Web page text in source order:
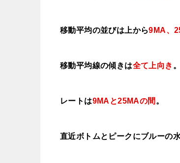
移動平均の並びは上から9MA、
移動平均線の傾きは全て 上向き 。
レートは9MAと25MAの間 。
直近ボトムとピークにブルーの